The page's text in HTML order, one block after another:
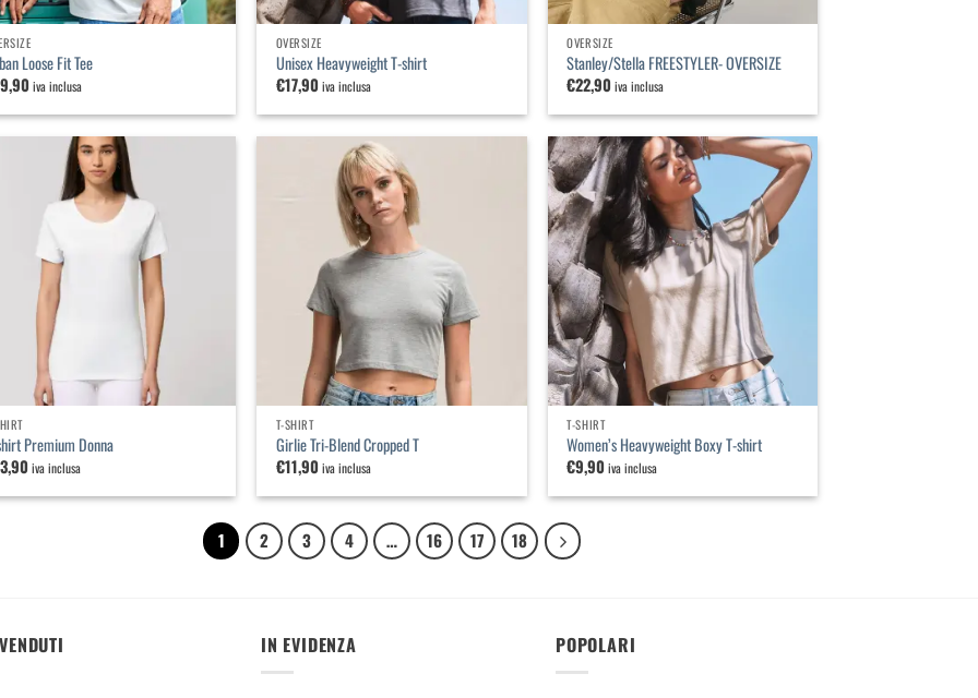
Loose Fit Tee
iva inclusa
OVERSIZE
Unisex Heavyweight T-shirt
€17,90iva inclusa
OVERSIZE
Stanley/Stella FREESTYLER- OVERSIZE
€22,90iva inclusa
Premium Donna
iva inclusa
T-SHIRT
Girlie Tri-Blend Cropped T
€11,90iva inclusa
Aggiungi
alla
lista dei
desideri
T-SHIRT
Women’s Heavyweight Boxy T-shirt
€9,90iva inclusa
1 2 3 4 … 16 17 18
IN EVIDENZA POPOLARI